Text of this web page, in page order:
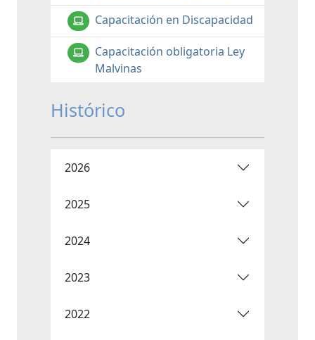
Capacitación en Discapacidad
Capacitación obligatoria Ley
Malvinas
Histórico
2026
2025
2024
2023
2022